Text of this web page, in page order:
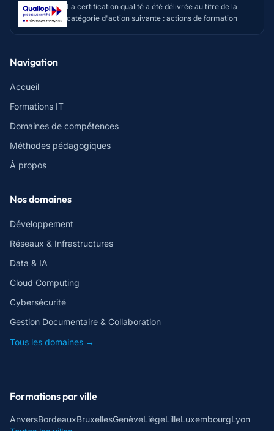
La certification qualité a été délivrée au titre de la
catégorie d'action suivante : actions de formation
Navigation
Accueil
Formations IT
Domaines de compétences
Méthodes pédagogiques
À propos
Nos domaines
Développement
Réseaux & Infrastructures
Data & IA
Cloud Computing
Cybersécurité
Gestion Documentaire & Collaboration
Tous les domaines →
Formations par ville
AnversBordeauxBruxellesGenèveLiègeLilleLuxembourgLyon